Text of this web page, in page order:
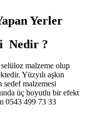
Yerler
Nedir ?
malzeme olup
Yüzyılı aşkın
sedef malzemesi
üç boyutlu bir efekt
0543 499 73 33